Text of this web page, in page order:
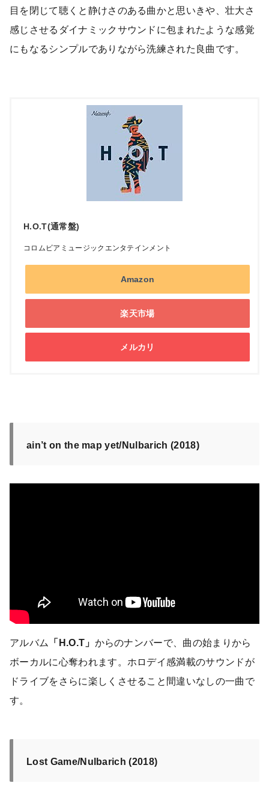
目を閉じて聴くと静けさのある曲かと思いきや、壮大さ
感じさせるダイナミックサウンドに包まれたような感覚
にもなるシンプルでありながら洗練された良曲です。
H.O.T(通常盤)
コロムビアミュージックエンタテインメント
Amazon
楽天市場
メルカリ
ain’t on the map yet/Nulbarich (2018)
アルバム 「H.O.T」 からのナンバーで、曲の始まりから
ボーカルに心奪われます。ホロデイ感満載のサウンドが
ドライブをさらに楽しくさせること間違いなしの一曲で
す。
Lost Game/Nulbarich (2018)